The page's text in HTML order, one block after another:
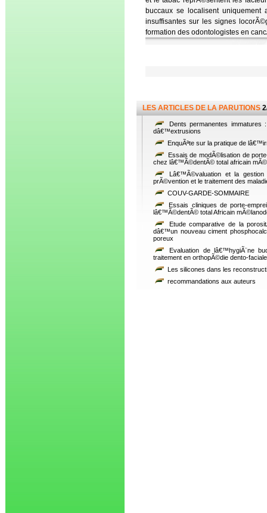
buccaux se localisent
insuffisantes sur les signes
formation des odontologistes en
LES ARTICLES DE LA PARUTIONS
Dents permanentes
dâ€™extrusions
EnquÃªte sur la pratique de
Essais de modÃ©lisation de
chez lâ€™Ã©dentÃ© total africain
Lâ€™Ã©valuation et la
prÃ©vention et le traitement des
COUV-GARDE-SOMMAIRE
Essais cliniques de porte-
lâ€™Ã©dentÃ© total Africain
Etude comparative de la
dâ€™un nouveau ciment
poreux
Evaluation de lâ€™hygiÃ¨ne
traitement en orthopÃ©die dento-faciale
Les silicones dans les
recommandations aux auteurs